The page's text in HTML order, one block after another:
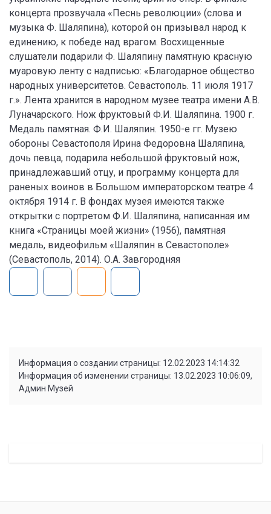
концерта прозвучала «Песнь революции» (слова и
музыка Ф. Шаляпина), которой он призывал народ к
единению, к победе над врагом. Восхищенные
слушатели подарили Ф. Шаляпину памятную красную
муаровую ленту с надписью: «Благодарное общество
народных университетов. Севастополь. 11 июля 1917
г.». Лента хранится в народном музее театра имени А.В.
Луначарского. Нож фруктовый Ф.И. Шаляпина. 1900 г.
Медаль памятная. Ф.И. Шаляпин. 1950-е гг. Музею
обороны Севастополя Ирина Федоровна Шаляпина,
дочь певца, подарила небольшой фруктовый нож,
принадлежавший отцу, и программу концерта для
раненых воинов в Большом императорском театре 4
октября 1914 г. В фондах музея имеются также
открытки с портретом Ф.И. Шаляпина, написанная им
книга «Страницы моей жизни» (1956), памятная
медаль, видеофильм «Шаляпин в Севастополе»
(Севастополь, 2014). О.А. Завгородняя
Информация о создании страницы: 12.02.2023 14:14:32
Информация об изменении страницы: 13.02.2023 10:06:09,
Админ Музей